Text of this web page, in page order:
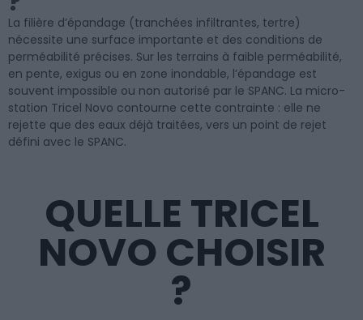
La filière d’épandage (tranchées infiltrantes, tertre)
nécessite une surface importante et des conditions de
perméabilité précises. Sur les terrains à faible perméabilité,
en pente, exigus ou en zone inondable, l’épandage est
souvent impossible ou non autorisé par le SPANC. La micro-
station Tricel Novo contourne cette contrainte : elle ne
rejette que des eaux déjà traitées, vers un point de rejet
défini avec le SPANC.
QUELLE TRICEL
NOVO CHOISIR
?